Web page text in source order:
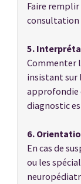
Faire
consultation
5.
Commenter
insistant sur
approfondie
diagnostic
6.
En cas de
ou les
neurop